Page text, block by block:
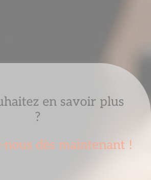
en savoir plus
?
nous dès maintenant !